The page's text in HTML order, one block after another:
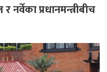
र नर्वेका प्रधानमन्त्रीबीच